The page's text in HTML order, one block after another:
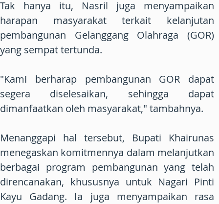
Tak hanya itu, Nasril juga menyampaikan
harapan masyarakat terkait kelanjutan
pembangunan Gelanggang Olahraga (GOR)
yang sempat tertunda.
"Kami berharap pembangunan GOR dapat
segera diselesaikan, sehingga dapat
dimanfaatkan oleh masyarakat," tambahnya.
Menanggapi hal tersebut, Bupati Khairunas
menegaskan komitmennya dalam melanjutkan
berbagai program pembangunan yang telah
direncanakan, khususnya untuk Nagari Pinti
Kayu Gadang. Ia juga menyampaikan rasa